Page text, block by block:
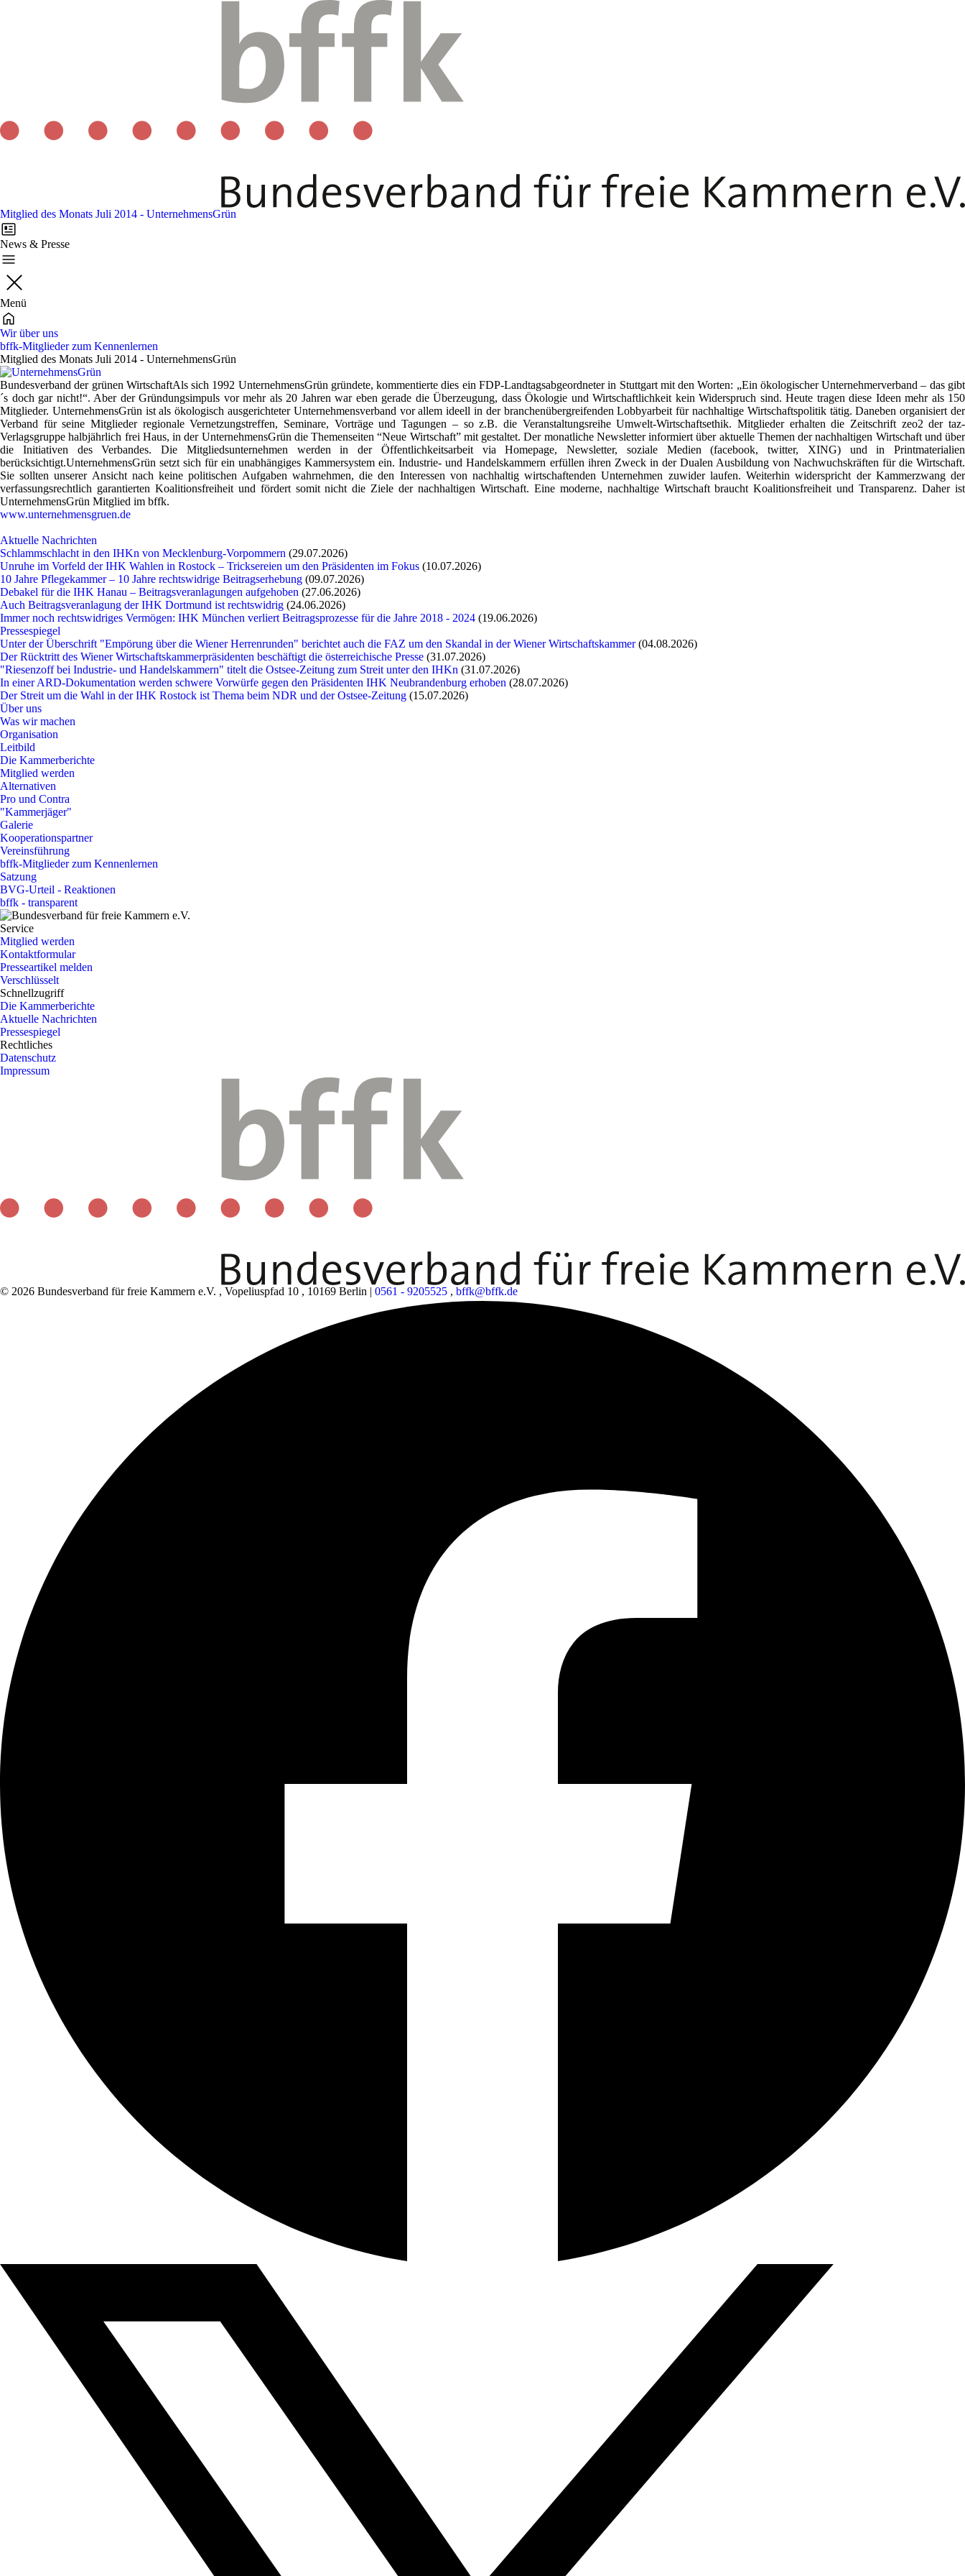
Mitglied des Monats Juli 2014 - UnternehmensGrün
News & Presse
Menü
Wir über uns
bffk-Mitglieder zum Kennenlernen
Mitglied des Monats Juli 2014 - UnternehmensGrün
Bundesverband der grünen WirtschaftAls sich 1992 UnternehmensGrün gründete, kommentierte dies ein FDP-Landtagsabgeordneter in Stuttgart mit den Worten: „Ein ökologischer Unternehmerverband – das gibt
´s doch gar nicht!“. Aber der Gründungsimpuls vor mehr als 20 Jahren war eben gerade die Überzeugung, dass Ökologie und Wirtschaftlichkeit kein Widerspruch sind. Heute tragen diese Ideen mehr als 150
Mitglieder. UnternehmensGrün ist als ökologisch ausgerichteter Unternehmensverband vor allem ideell in der branchenübergreifenden Lobbyarbeit für nachhaltige Wirtschaftspolitik tätig. Daneben organisiert der
Verband für seine Mitglieder regionale Vernetzungstreffen, Seminare, Vorträge und Tagungen – so z.B. die Veranstaltungsreihe Umwelt-Wirtschaftsethik. Mitglieder erhalten die Zeitschrift zeo2 der taz-
Verlagsgruppe halbjährlich frei Haus, in der UnternehmensGrün die Themenseiten “Neue Wirtschaft” mit gestaltet. Der monatliche Newsletter informiert über aktuelle Themen der nachhaltigen Wirtschaft und über
die Initiativen des Verbandes. Die Mitgliedsunternehmen werden in der Öffentlichkeitsarbeit via Homepage, Newsletter, soziale Medien (facebook, twitter, XING) und in Printmaterialien
berücksichtigt.UnternehmensGrün setzt sich für ein unabhängiges Kammersystem ein. Industrie- und Handelskammern erfüllen ihren Zweck in der Dualen Ausbildung von Nachwuchskräften für die Wirtschaft.
Sie sollten unserer Ansicht nach keine politischen Aufgaben wahrnehmen, die den Interessen von nachhaltig wirtschaftenden Unternehmen zuwider laufen. Weiterhin widerspricht der Kammerzwang der
verfassungsrechtlich garantierten Koalitionsfreiheit und fördert somit nicht die Ziele der nachhaltigen Wirtschaft. Eine moderne, nachhaltige Wirtschaft braucht Koalitionsfreiheit und Transparenz. Daher ist
UnternehmensGrün Mitglied im bffk.
www.unternehmensgruen.de
Aktuelle Nachrichten
Schlammschlacht in den IHKn von Mecklenburg-Vorpommern (29.07.2026)
Unruhe im Vorfeld der IHK Wahlen in Rostock – Tricksereien um den Präsidenten im Fokus (10.07.2026)
10 Jahre Pflegekammer – 10 Jahre rechtswidrige Beitragserhebung (09.07.2026)
Debakel für die IHK Hanau – Beitragsveranlagungen aufgehoben (27.06.2026)
Auch Beitragsveranlagung der IHK Dortmund ist rechtswidrig (24.06.2026)
Immer noch rechtswidriges Vermögen: IHK München verliert Beitragsprozesse für die Jahre 2018 - 2024 (19.06.2026)
Pressespiegel
Unter der Überschrift "Empörung über die Wiener Herrenrunden" berichtet auch die FAZ um den Skandal in der Wiener Wirtschaftskammer(04.08.2026)
Der Rücktritt des Wiener Wirtschaftskammerpräsidenten beschäftigt die österreichische Presse (31.07.2026)
"Riesenzoff bei Industrie- und Handelskammern" titelt die Ostsee-Zeitung zum Streit unter den IHKn (31.07.2026)
In einer ARD-Dokumentation werden schwere Vorwürfe gegen den Präsidenten IHK Neubrandenburg erhoben (28.07.2026)
Der Streit um die Wahl in der IHK Rostock ist Thema beim NDR und der Ostsee-Zeitung (15.07.2026)
Über uns
Was wir machen
Organisation
Leitbild
Die Kammerberichte
Mitglied werden
Alternativen
Pro und Contra
"Kammerjäger"
Galerie
Kooperationspartner
Vereinsführung
bffk-Mitglieder zum Kennenlernen
Satzung
BVG-Urteil - Reaktionen
bffk - transparent
Service
Mitglied werden
Kontaktformular
Presseartikel melden
Verschlüsselt
Schnellzugriff
Die Kammerberichte
Aktuelle Nachrichten
Pressespiegel
Rechtliches
Datenschutz
Impressum
© 2026 Bundesverband für freie Kammern e.V. , Vopeliuspfad 10 , 10169 Berlin | 0561 - 9205525 , bffk@bffk.de